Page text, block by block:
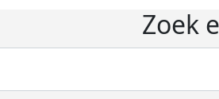
Zoek